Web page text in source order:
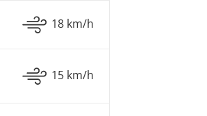
18 km/h
15 km/h